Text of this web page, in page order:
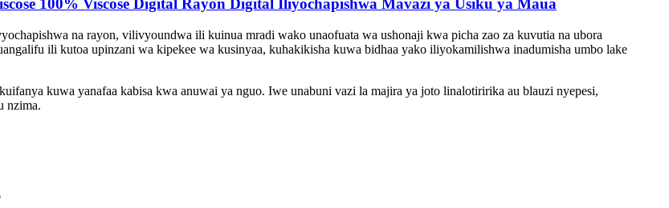
100% Viscose Digital Rayon Digital Iliyochapishwa Mavazi ya Usiku ya Maua
na rayon, vilivyoundwa ili kuinua mradi wako unaofuata wa ushonaji kwa picha zao za kuvutia na ubora
ili kutoa upinzani wa kipekee wa kusinyaa, kuhakikisha kuwa bidhaa yako iliyokamilishwa inadumisha umbo lake
kuwa yanafaa kabisa kwa anuwai ya nguo. Iwe unabuni vazi la majira ya joto linalotiririka au blauzi nyepesi,
nzima.